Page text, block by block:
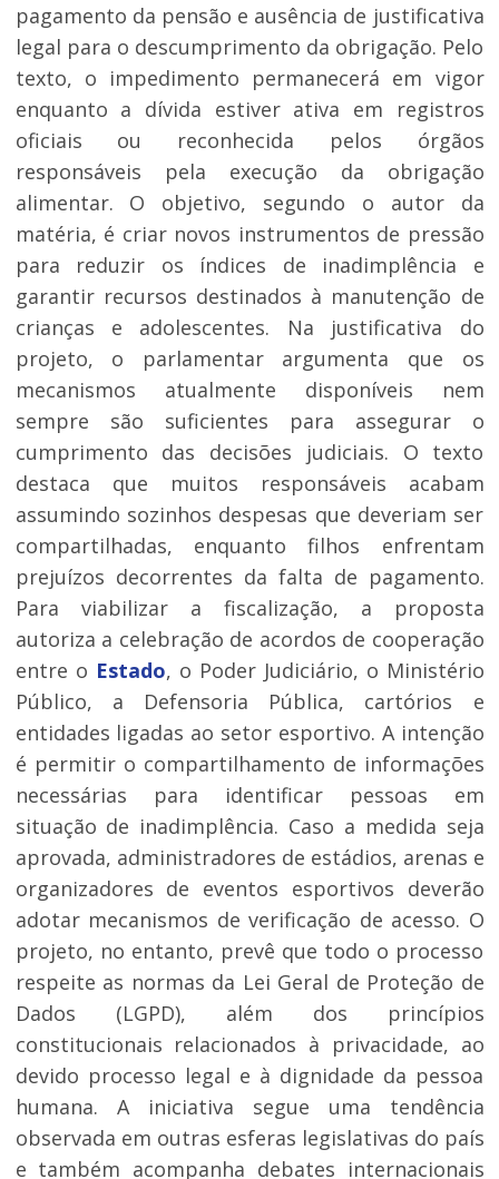
pagamento da pensão e ausência de justificativa
legal para o descumprimento da obrigação. Pelo
texto, o impedimento permanecerá em vigor
enquanto a dívida estiver ativa em registros
oficiais ou reconhecida pelos órgãos
responsáveis pela execução da obrigação
alimentar. O objetivo, segundo o autor da
matéria, é criar novos instrumentos de pressão
para reduzir os índices de inadimplência e
garantir recursos destinados à manutenção de
crianças e adolescentes. Na justificativa do
projeto, o parlamentar argumenta que os
mecanismos atualmente disponíveis nem
sempre são suficientes para assegurar o
cumprimento das decisões judiciais. O texto
destaca que muitos responsáveis acabam
assumindo sozinhos despesas que deveriam ser
compartilhadas, enquanto filhos enfrentam
prejuízos decorrentes da falta de pagamento.
Para viabilizar a fiscalização, a proposta
autoriza a celebração de acordos de cooperação
entre o Estado, o Poder Judiciário, o Ministério
Público, a Defensoria Pública, cartórios e
entidades ligadas ao setor esportivo. A intenção
é permitir o compartilhamento de informações
necessárias para identificar pessoas em
situação de inadimplência. Caso a medida seja
aprovada, administradores de estádios, arenas e
organizadores de eventos esportivos deverão
adotar mecanismos de verificação de acesso. O
projeto, no entanto, prevê que todo o processo
respeite as normas da Lei Geral de Proteção de
Dados (LGPD), além dos princípios
constitucionais relacionados à privacidade, ao
devido processo legal e à dignidade da pessoa
humana. A iniciativa segue uma tendência
observada em outras esferas legislativas do país
e também acompanha debates internacionais